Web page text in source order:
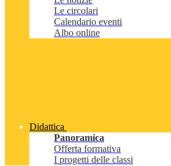
Le circolari
Calendario eventi
Albo online
Didattica
Panoramica
Offerta formativa
I progetti delle classi